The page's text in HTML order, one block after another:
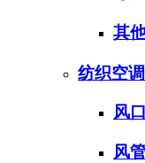
其
纺织空调
风
风